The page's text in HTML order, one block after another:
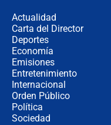
Actualidad
Carta del Director
Deportes
Economía
Emisiones
Entretenimiento
Internacional
Orden Público
Política
Sociedad